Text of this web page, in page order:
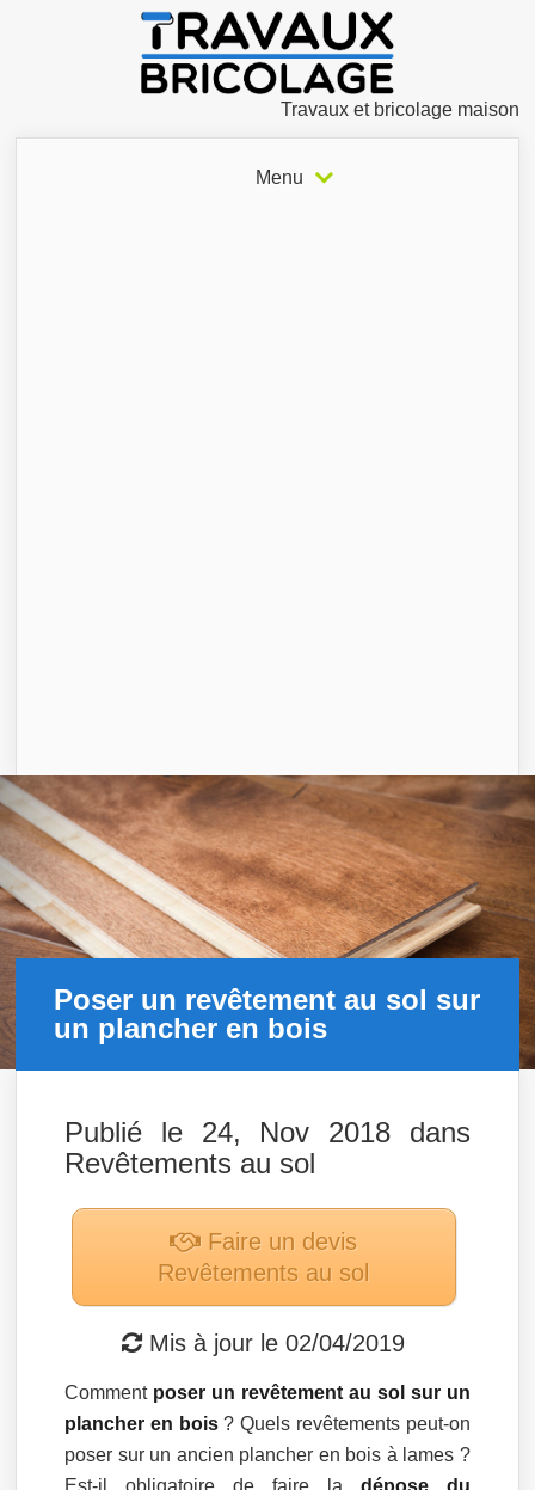
Travaux et bricolage maison
Menu
Poser un revêtement au sol sur
un plancher en bois
Publié le 24, Nov 2018 dans
Revêtements au sol
Faire un devis
Revêtements au sol
Mis à jour le02/04/2019
Comment poser un revêtement au sol sur un
plancher en bois? Quels revêtements peut-on
poser sur un ancien plancher en bois à lames ?
Est-il obligatoire de faire la dépose du